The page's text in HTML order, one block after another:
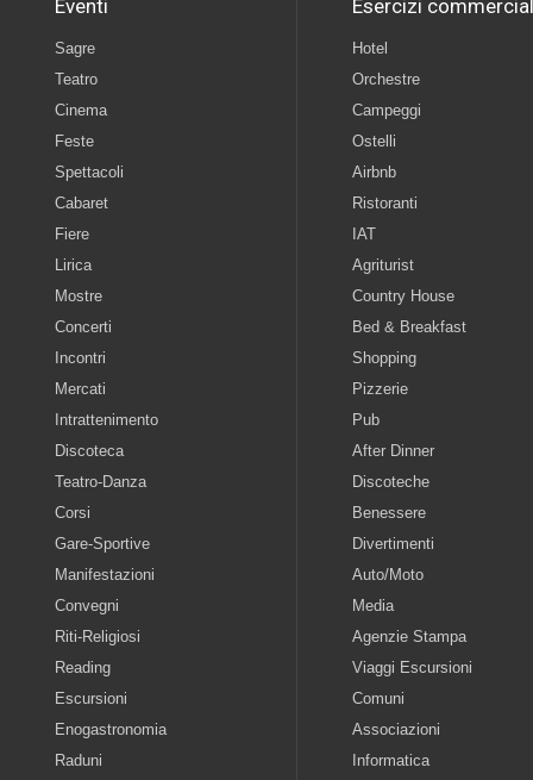
Eventi
Sagre
Teatro
Cinema
Feste
Spettacoli
Cabaret
Fiere
Lirica
Mostre
Concerti
Incontri
Mercati
Intrattenimento
Discoteca
Teatro-Danza
Corsi
Gare-Sportive
Manifestazioni
Convegni
Riti-Religiosi
Reading
Escursioni
Enogastronomia
Raduni
Esercizi
Hotel
Orchestre
Campeggi
Ostelli
Airbnb
Ristoranti
IAT
Agriturist
Country House
Bed & Breakfast
Shopping
Pizzerie
Pub
After Dinner
Discoteche
Benessere
Divertimenti
Auto/Moto
Media
Agenzie Stampa
Viaggi Escursioni
Comuni
Associazioni
Informatica